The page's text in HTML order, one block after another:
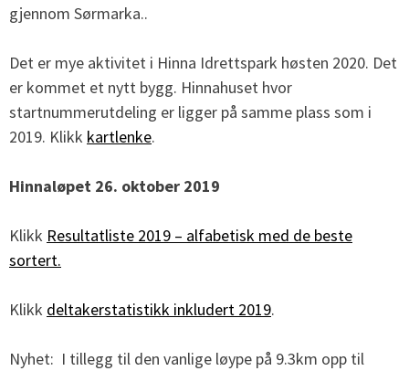
gjennom Sørmarka..
Det er mye aktivitet i Hinna Idrettspark høsten 2020. Det
er kommet et nytt bygg. Hinnahuset hvor
startnummerutdeling er ligger på samme plass som i
2019. Klikk kartlenke.
Hinnaløpet 26. oktober 2019
Klikk Resultatliste 2019 – alfabetisk med de beste
sortert.
Klikk deltakerstatistikk inkludert 2019.
Nyhet: I tillegg til den vanlige løype på 9.3km opp til